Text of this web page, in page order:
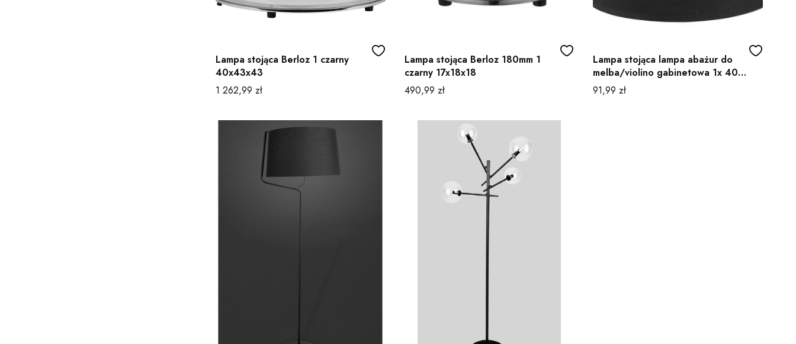
Lampa stojąca Berloz 1 czarny
40x43x43
Cena
1 262,99 zł
Lampa stojąca Berloz 180mm 1
czarny 17x18x18
Cena
490,99 zł
Lampa stojąca lampa abażur do
melba/violino gabinetowa 1x 40w
e14 czarny+złoty środek
Cena
91,99 zł